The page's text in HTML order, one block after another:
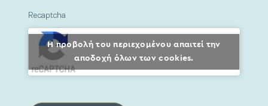
Recaptcha
Η προβολή του περιεχομένου απαιτεί την
αποδοχή όλων των cookies.